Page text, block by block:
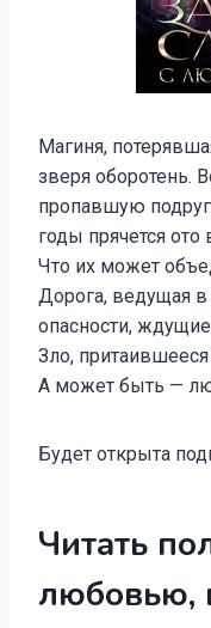
Магиня,
зверя оборотень.
пропавшую
годы прячется ото
Что их может
Дорога, ведущая
опасности,
Зло,
А может быть —
Будет открыта
Читать
любовью,